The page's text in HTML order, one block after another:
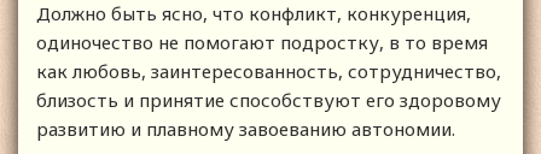
Должно быть ясно, что конфликт, конкуренция,
одиночество не помогают подростку, в то время
как любовь, заинтересованность, сотрудничество,
близость и принятие способствуют его здоровому
развитию и плавному завоеванию автономии.